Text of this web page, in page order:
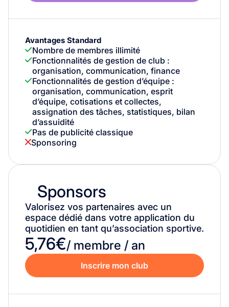
Avantages Standard
Nombre de membres illimité
Fonctionnalités de gestion de club :
organisation, communication, finance
Fonctionnalités de gestion d’équipe :
organisation, communication, esprit
d’équipe, cotisations et collectes,
assignation des tâches, statistiques, bilan
d’assuidité
Pas de publicité classique
Sponsoring
Sponsors
Valorisez vos partenaires avec un
espace dédié dans votre application du
quotidien en tant qu’association sportive.
5,76€/ membre / an
Inscrire mon club